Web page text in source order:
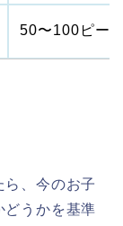
50〜100ピー
、今のお子
どうかを基準